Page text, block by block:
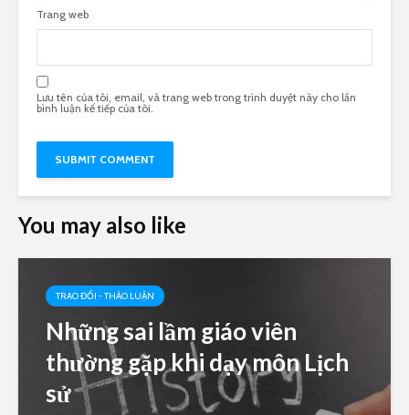
Trang web
Lưu tên của tôi, email, và trang web trong trình duyệt này cho lần
bình luận kế tiếp của tôi.
You may also like
TRAO ĐỔI - THẢO LUẬN
Những sai lầm giáo viên
thường gặp khi dạy môn Lịch
sử